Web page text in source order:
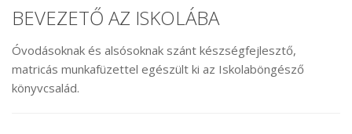
BEVEZETŐ AZ ISKOLÁBA
Óvodásoknak és alsósoknak szánt készségfejlesztő,
matricás munkafüzettel egészült ki az Iskolaböngésző
könyvcsalád.